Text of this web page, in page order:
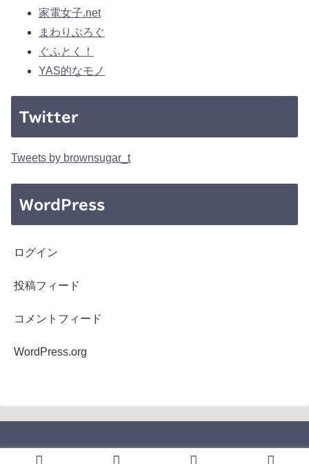
家電女子.net
まわりぶろぐ
ぐふとく！
YAS的なモノ
Twitter
Tweets by brownsugar_t
WordPress
ログイン
投稿フィード
コメントフィード
WordPress.org